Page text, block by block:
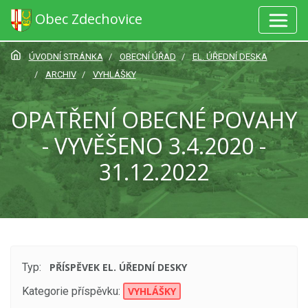
Obec Zdechovice
ÚVODNÍ STRÁNKA OBECNÍ ÚŘAD
EL. ÚŘEDNÍ DESKA
ARCHIV
VYHLÁŠKY
OPATŘENÍ OBECNÉ POVAHY
- VYVĚŠENO 3.4.2020 -
31.12.2022
Typ:
PŘÍSPĚVEK EL. ÚŘEDNÍ DESKY
Kategorie příspěvku:
VYHLÁŠKY